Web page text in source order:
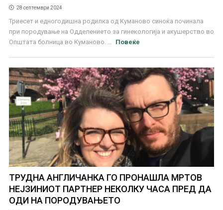
28 септември 2024
Триесет и едногодишна родилка од Куманово синоќа починала
при породување на Одделението за гинекологија и акушерство во
Општата болница во Куманово. ...
Повеќе
ТРУДНА АНГЛИЧАНКА ГО ПРОНАШЛА МРТОВ
НЕЈЗИНИОТ ПАРТНЕР НЕКОЛКУ ЧАСА ПРЕД ДА
ОДИ НА ПОРОДУВАЊЕТО